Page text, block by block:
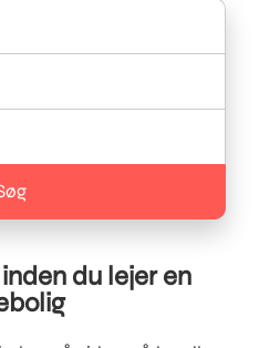
du lejer en